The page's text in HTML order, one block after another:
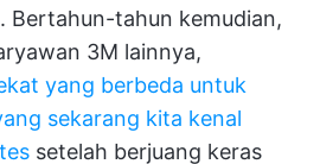
Bertahun-tahun kemudian,
3M lainnya,
yang berbeda untuk
sekarang kita kenal
setelah berjuang keras